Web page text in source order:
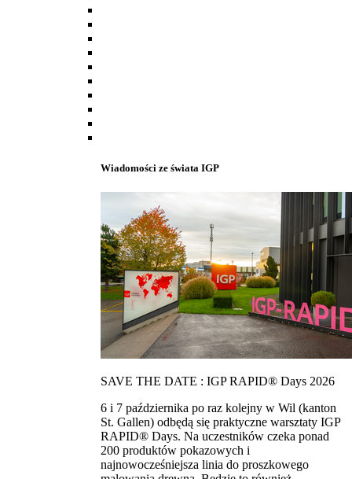
Wiadomości ze świata IGP
SAVE THE DATE : IGP RAPID® Days 2026
6 i 7 października po raz kolejny w Wil (kanton
St. Gallen) odbędą się praktyczne warsztaty IGP
RAPID® Days. Na uczestników czeka ponad
200 produktów pokazowych i
najnowocześniejsza linia do proszkowego